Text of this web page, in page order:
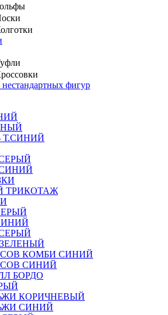
фигур
Т.СИНИЙ
ТРИКОТАЖ
КОМБИ СИНИЙ
СИНИЙ
БОРДО
КОРИЧНЕВЫЙ
СИНИЙ